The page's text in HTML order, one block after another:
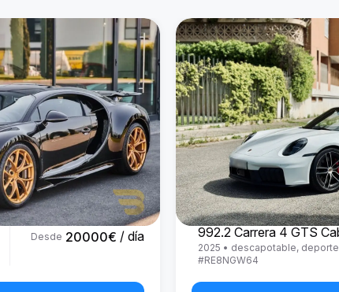
Desde 20000€ / día
Porsche
2025 • descapotable, deporte
#RE8NGW64